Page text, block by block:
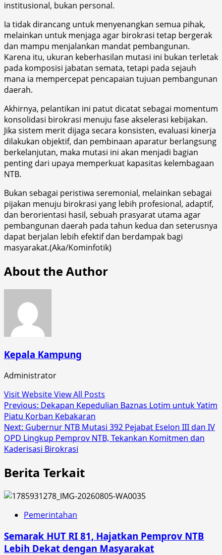
institusional, bukan personal.
Ia tidak dirancang untuk menyenangkan semua pihak,
melainkan untuk menjaga agar birokrasi tetap bergerak
dan mampu menjalankan mandat pembangunan.
Karena itu, ukuran keberhasilan mutasi ini bukan terletak
pada komposisi jabatan semata, tetapi pada sejauh
mana ia mempercepat pencapaian tujuan pembangunan
daerah.
Akhirnya, pelantikan ini patut dicatat sebagai momentum
konsolidasi birokrasi menuju fase akselerasi kebijakan.
Jika sistem merit dijaga secara konsisten, evaluasi kinerja
dilakukan objektif, dan pembinaan aparatur berlangsung
berkelanjutan, maka mutasi ini akan menjadi bagian
penting dari upaya memperkuat kapasitas kelembagaan
NTB.
Bukan sebagai peristiwa seremonial, melainkan sebagai
pijakan menuju birokrasi yang lebih profesional, adaptif,
dan berorientasi hasil, sebuah prasyarat utama agar
pembangunan daerah pada tahun kedua dan seterusnya
dapat berjalan lebih efektif dan berdampak bagi
masyarakat.(Aka/Kominfotik)
About the Author
Kepala Kampung
Administrator
Visit WebsiteView All Posts
Post
navigation
Previous: ​Dekapan Kepedulian Baznas Lotim untuk Yatim
Piatu Korban Kebakaran
Next: Gubernur NTB Mutasi 392 Pejabat Eselon III dan IV
OPD Lingkup Pemprov NTB, Tekankan Komitmen dan
Kaderisasi Birokrasi
Berita Terkait
Pemerintahan
Semarak HUT RI 81, Hajatkan Pemprov NTB
Lebih Dekat dengan Masyarakat